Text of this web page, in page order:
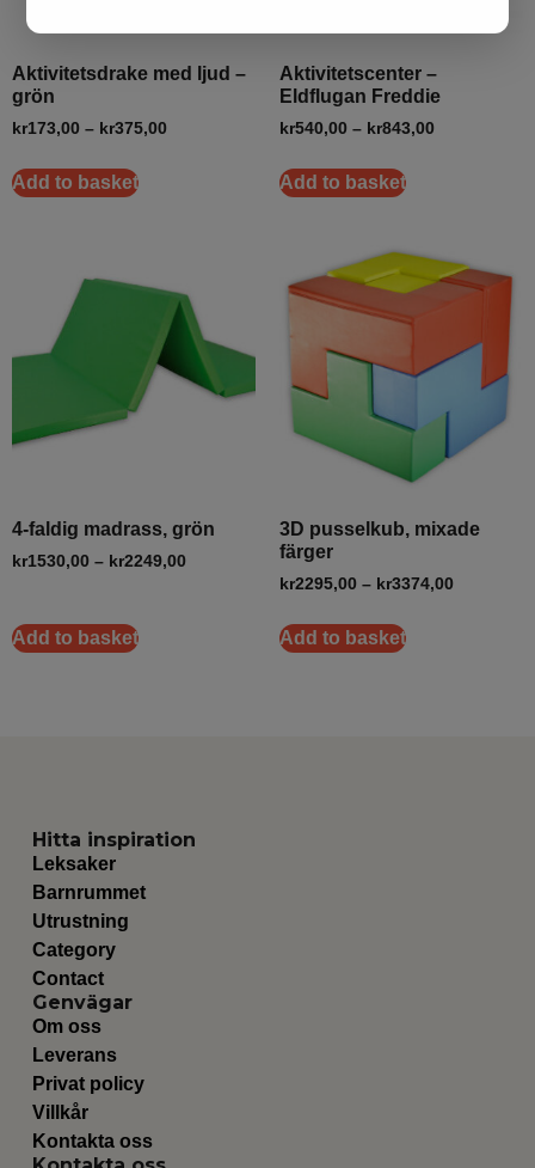
Aktivitetsdrake med ljud –
grön
kr173,00 – kr375,00
Add to basket
Aktivitetscenter –
Eldflugan Freddie
kr540,00 – kr843,00
Add to basket
4-faldig madrass, grön
kr1530,00 – kr2249,00
Add to basket
3D pusselkub, mixade
färger
kr2295,00 – kr3374,00
Add to basket
Hitta inspiration
Leksaker
Barnrummet
Utrustning
Category
Contact
Genvägar
Om oss
Leverans
Privat policy
Villkår
Kontakta oss